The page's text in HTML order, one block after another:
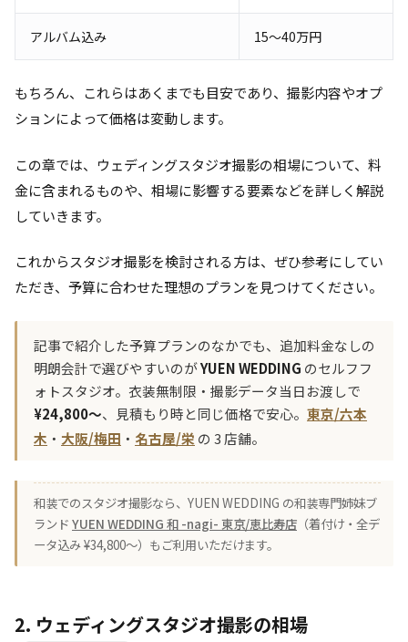
アルバム込み 15～40万円
もちろん、これらはあくまでも目安であり、撮影内容やオプ
ションによって価格は変動します。
この章では、ウェディングスタジオ撮影の相場について、料
金に含まれるものや、相場に影響する要素などを詳しく解説
していきます。
これからスタジオ撮影を検討される方は、ぜひ参考にしてい
ただき、予算に合わせた理想のプランを見つけてください。
記事で紹介した予算プランのなかでも、追加料金なしの
明朗会計で選びやすいのがYUEN WEDDING のセルフフ
ォトスタジオ。衣装無制限・撮影データ当日お渡しで
¥24,800〜、見積もり時と同じ価格で安心。 東京/六本
木 ・ 大阪/梅田 ・ 名古屋/栄 の 3 店舗。
和装でのスタジオ撮影なら、YUEN WEDDING の和装専門姉妹ブ
ランド YUEN WEDDING 和 -nagi- 東京/恵比寿店 （着付け・全デ
ータ込み ¥34,800〜）もご利用いただけます。
2. ウェディングスタジオ撮影の相場